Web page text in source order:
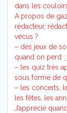
dans les
A propos de
rédacteur,
vécus ?
– des jeux de
quand on perd ;
– les quiz très
sous forme de
– les concerts,
les fêtes, les
J’apprécie